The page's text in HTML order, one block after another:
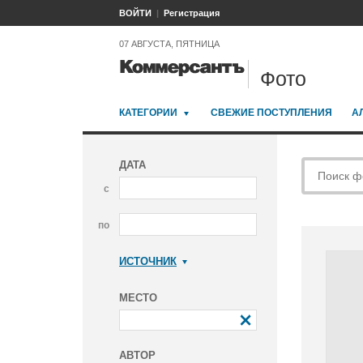
ВОЙТИ Регистрация
07 АВГУСТА, ПЯТНИЦА
Фото
КАТЕГОРИИ СВЕЖИЕ ПОСТУПЛЕНИЯ
ДАТА
с
по
ИСТОЧНИК
МЕСТО
АВТОР